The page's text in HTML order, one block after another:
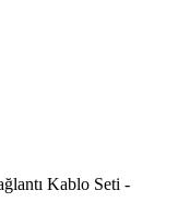
Kablo Seti -